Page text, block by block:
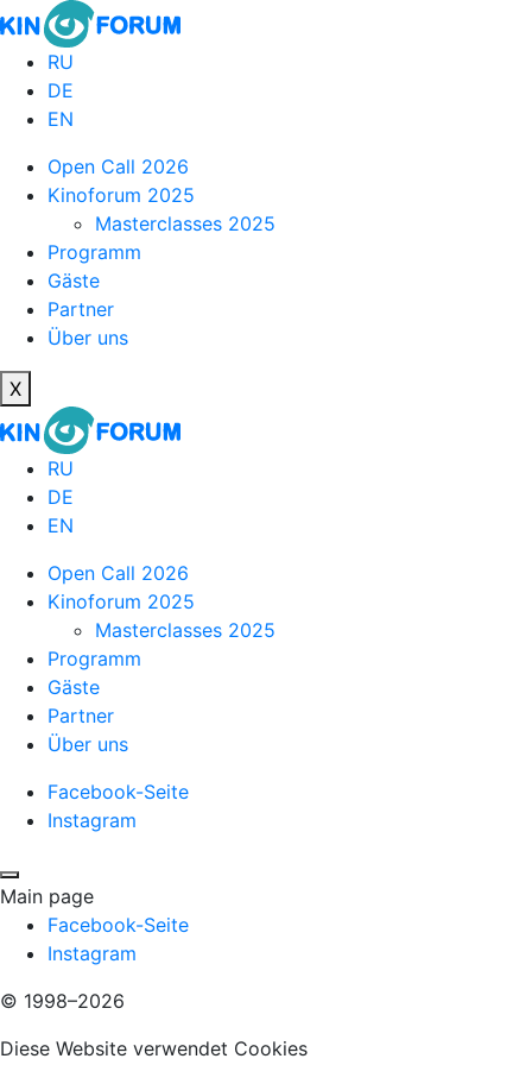
RU
DE
EN
Open Call 2026
Kinoforum 2025
Masterclasses 2025
Programm
Gäste
Partner
Über uns
X
RU
DE
EN
Open Call 2026
Kinoforum 2025
Masterclasses 2025
Programm
Gäste
Partner
Über uns
Facebook-Seite
Instagram
Main page
Facebook-Seite
Instagram
© 1998–2026
Diese Website verwendet Cookies